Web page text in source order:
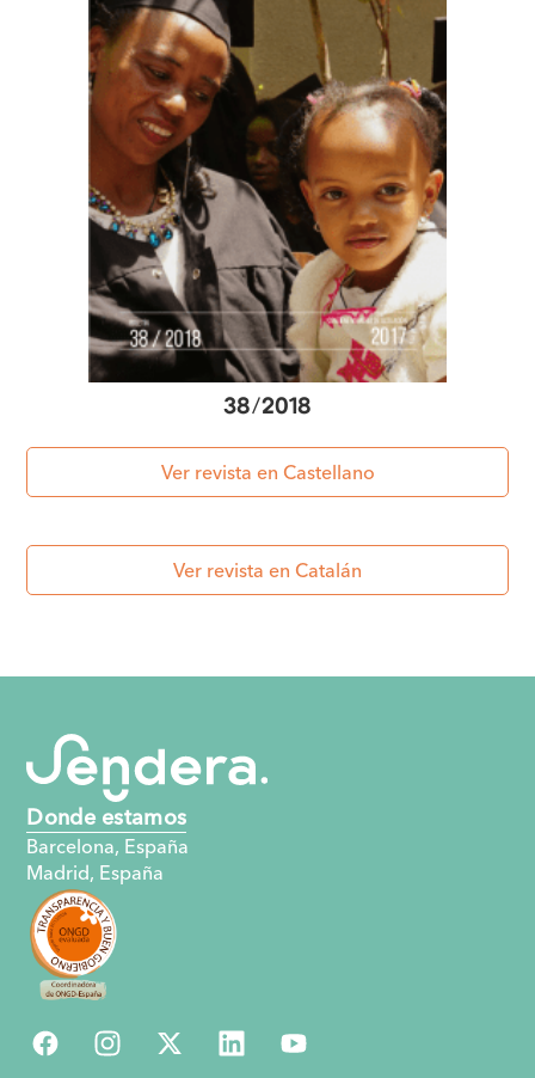
38/2018
Ver revista en Castellano
Ver revista en Catalán
Donde estamos
Barcelona, España
Madrid, España